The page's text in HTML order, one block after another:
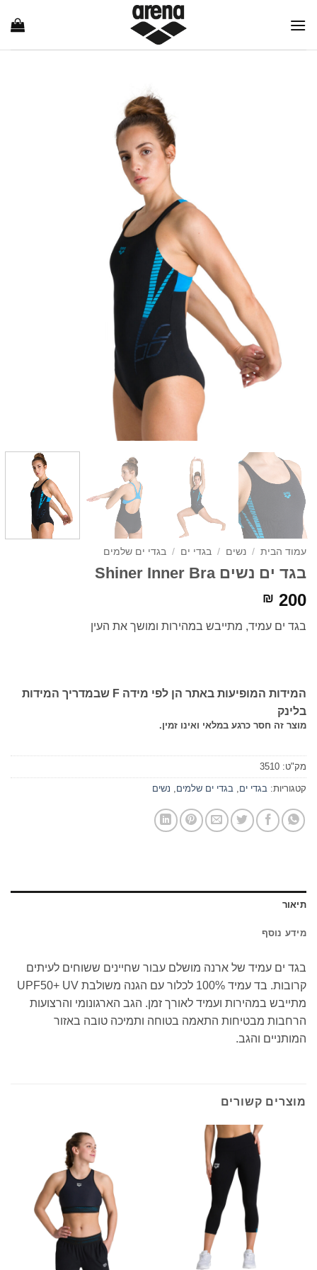
עמוד הבית / נשים / בגדי ים / בגדי ים שלמים
בגד ים נשים Shiner Inner Bra
₪ 200
בגד ים עמיד, מתייבש במהירות ומושך את העין
המידות המופיעות באתר הן לפי מידה F שבמדריך המידות
בלינק
מוצר זה חסר כרגע במלאי ואינו זמין.
מק"ט: 3510
קטגוריות: בגדי ים בגדי ים שלמים נשים
תיאור
מידע נוסף
בגד ים עמיד של ארנה מושלם עבור שחיינים ששוחים לעיתים
קרובות. בד עמיד 100% לכלור עם הגנה משולבת UPF50+ UV
מתייבש במהירות ועמיד לאורך זמן. הגב הארגונומי והרצועות
הרחבות מבטיחות התאמה בטוחה ותמיכה טובה באזור
המותניים והגב.
מוצרים קשורים